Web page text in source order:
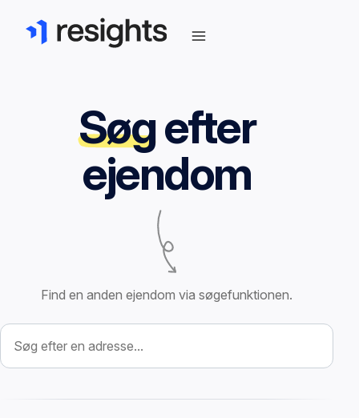
Søgefter
ejendom
Find en anden ejendom via søgefunktionen.
Søg efter ejendom